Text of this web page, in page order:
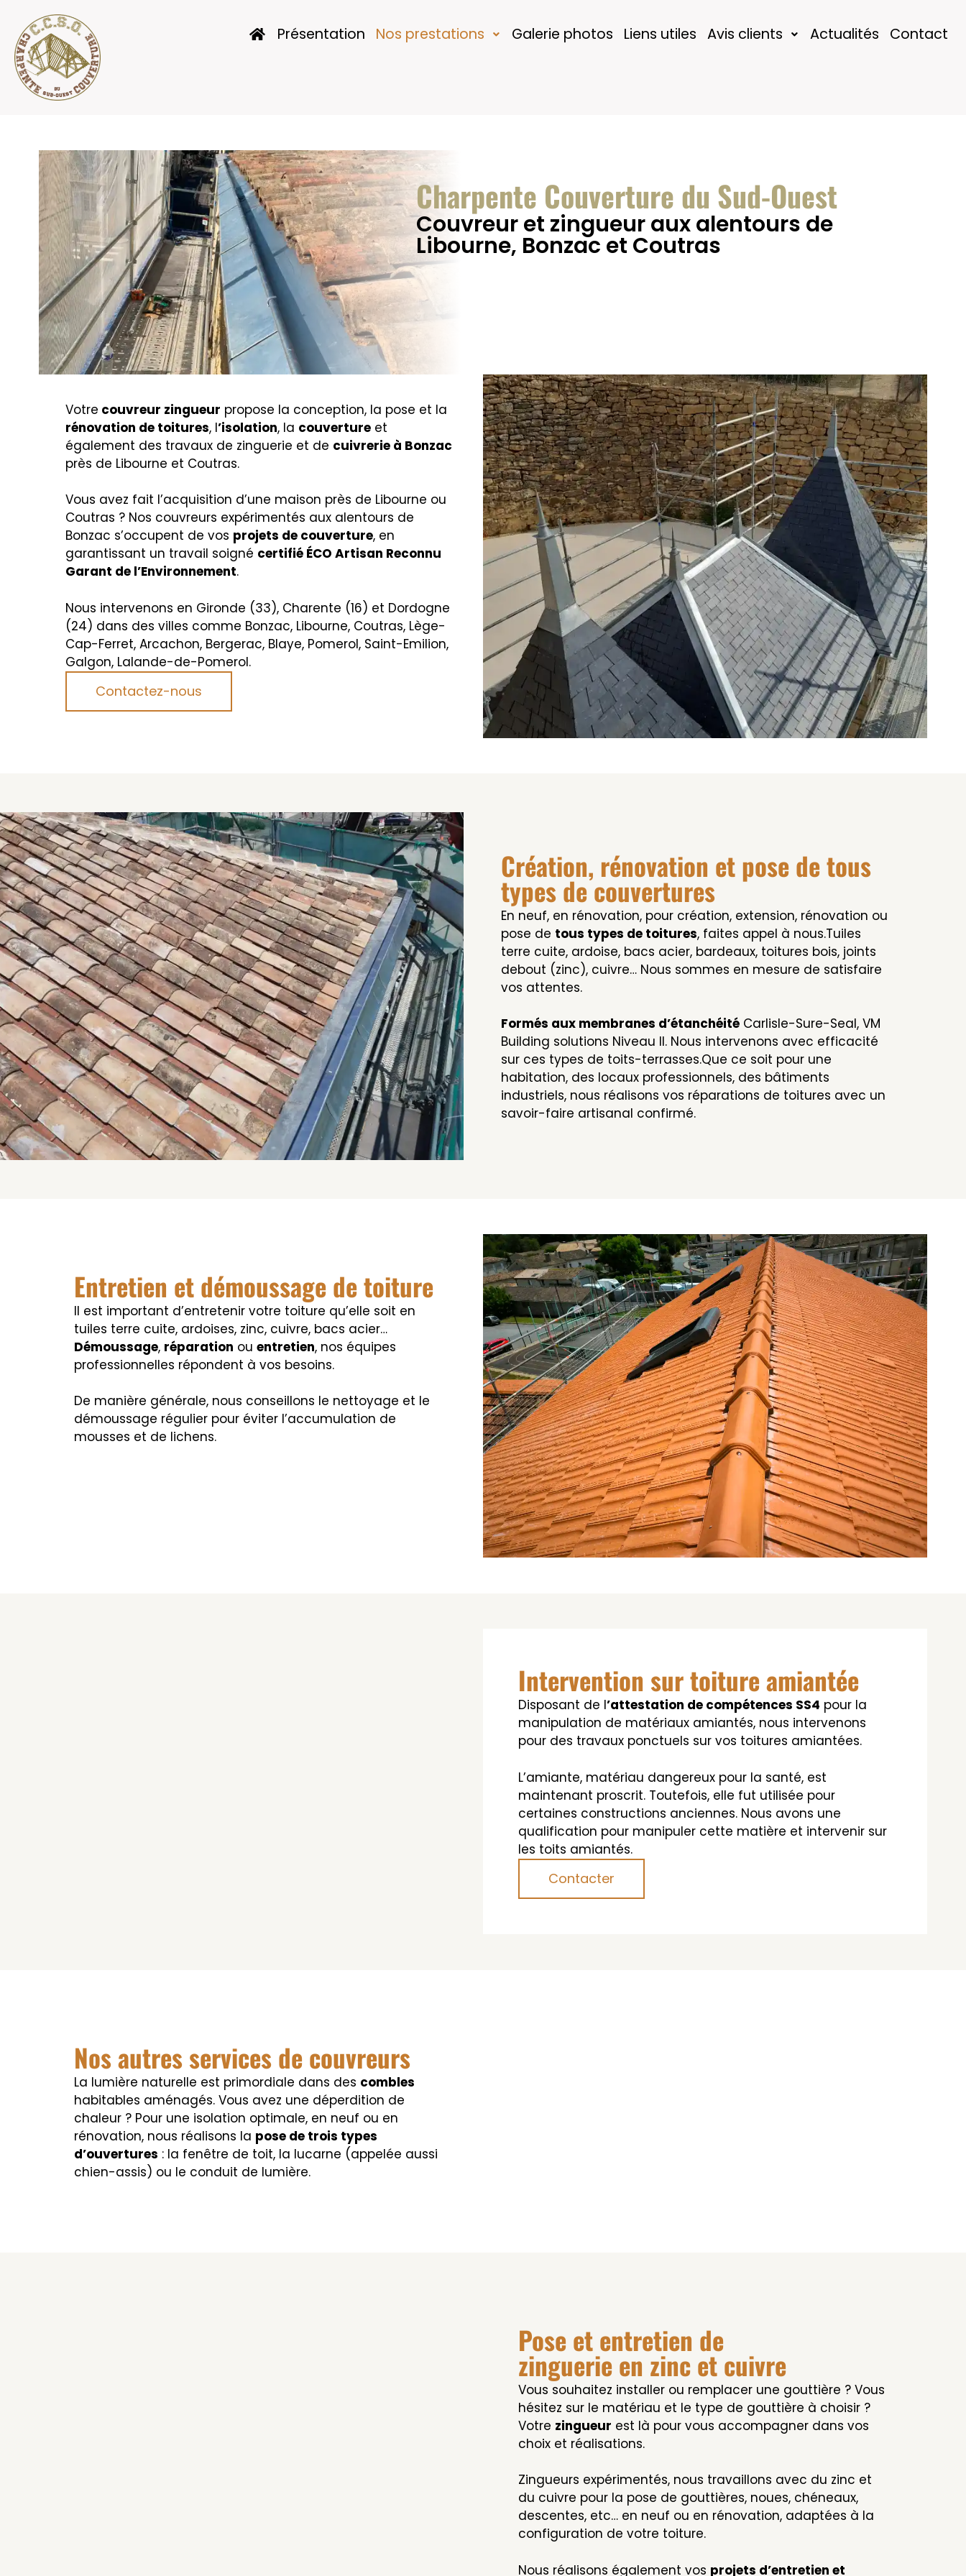
Présentation Nos prestations Galerie photos Liens utiles Avis clients Actualités Contact
Charpente Couverture du Sud-Ouest
Couvreur et zingueur aux alentours de
Libourne, Bonzac et Coutras
Votre couvreur zingueur propose la conception, la pose et la
rénovation de toitures, l’isolation, la couvertureet
également des travaux de zinguerie et de cuivrerie à Bonzac
près de Libourne et Coutras.
Vous avez fait l’acquisition d’une maison près de Libourne ou
Coutras ? Nos couvreurs expérimentés aux alentours de
Bonzac s’occupent de vos projets de couverture, en
garantissant un travail soigné certifié ÉCO Artisan Reconnu
Garant de l’Environnement.
Nous intervenons en Gironde (33), Charente (16) et Dordogne
(24) dans des villes comme Bonzac, Libourne, Coutras, Lège-
Cap-Ferret, Arcachon, Bergerac, Blaye, Pomerol, Saint-Emilion,
Galgon, Lalande-de-Pomerol.
Contactez-nous
Création, rénovation et pose de tous
types de couvertures
En neuf, en rénovation, pour création, extension, rénovation ou
pose de tous types de toitures, faites appel à nous.Tuiles
terre cuite, ardoise, bacs acier, bardeaux, toitures bois, joints
debout (zinc), cuivre… Nous sommes en mesure de satisfaire
vos attentes.
Formés aux membranes d’étanchéitéCarlisle-Sure-Seal, VM
Building solutions Niveau II. Nous intervenons avec efficacité
sur ces types de toits-terrasses.Que ce soit pour une
habitation, des locaux professionnels, des bâtiments
industriels, nous réalisons vos réparations de toitures avec un
savoir-faire artisanal confirmé.
Entretien et démoussage de toiture
Il est important d’entretenir votre toiture qu’elle soit en
tuiles terre cuite, ardoises, zinc, cuivre, bacs acier…
Démoussage, réparation ouentretien, nos équipes
professionnelles répondent à vos besoins.
De manière générale, nous conseillons le nettoyage et le
démoussage régulier pour éviter l’accumulation de
mousses et de lichens.
Intervention sur toiture amiantée
Disposant de l’attestation de compétences SS4 pour la
manipulation de matériaux amiantés, nous intervenons
pour des travaux ponctuels sur vos toitures amiantées.
L’amiante, matériau dangereux pour la santé, est
maintenant proscrit. Toutefois, elle fut utilisée pour
certaines constructions anciennes. Nous avons une
qualification pour manipuler cette matière et intervenir sur
les toits amiantés.
Contacter
Nos autres services de couvreurs
La lumière naturelle est primordiale dans des combles
habitables aménagés. Vous avez une déperdition de
chaleur ? Pour une isolation optimale, en neuf ou en
rénovation, nous réalisons la pose de trois types
d’ouvertures : la fenêtre de toit, la lucarne (appelée aussi
chien-assis) ou le conduit de lumière.
Pose et entretien de
zinguerie en zinc et cuivre
Vous souhaitez installer ou remplacer une gouttière ? Vous
hésitez sur le matériau et le type de gouttière à choisir ?
Votre zingueur est là pour vous accompagner dans vos
choix et réalisations.
Zingueurs expérimentés, nous travaillons avec du zinc et
du cuivre pour la pose de gouttières, noues, chéneaux,
descentes, etc… en neuf ou en rénovation, adaptées à la
configuration de votre toiture.
Nous réalisons également vos projets d’entretien et